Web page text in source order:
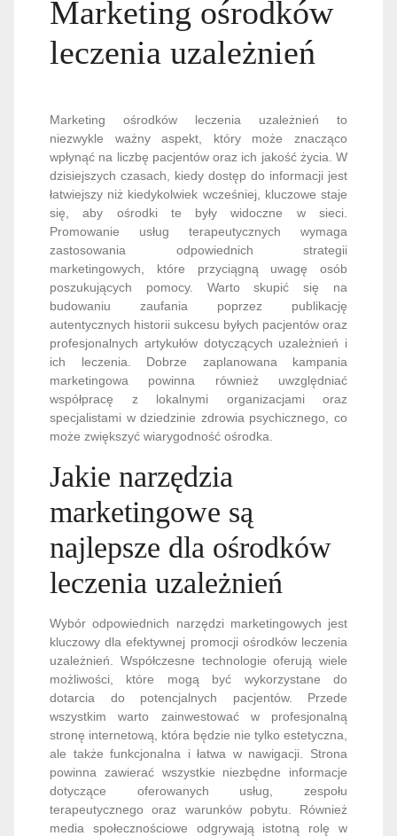
Marketing ośrodków
leczenia uzależnień
Marketing ośrodków leczenia uzależnień to
niezwykle ważny aspekt, który może znacząco
wpłynąć na liczbę pacjentów oraz ich jakość życia. W
dzisiejszych czasach, kiedy dostęp do informacji jest
łatwiejszy niż kiedykolwiek wcześniej, kluczowe staje
się, aby ośrodki te były widoczne w sieci.
Promowanie usług terapeutycznych wymaga
zastosowania odpowiednich strategii
marketingowych, które przyciągną uwagę osób
poszukujących pomocy. Warto skupić się na
budowaniu zaufania poprzez publikację
autentycznych historii sukcesu byłych pacjentów oraz
profesjonalnych artykułów dotyczących uzależnień i
ich leczenia. Dobrze zaplanowana kampania
marketingowa powinna również uwzględniać
współpracę z lokalnymi organizacjami oraz
specjalistami w dziedzinie zdrowia psychicznego, co
może zwiększyć wiarygodność ośrodka.
Jakie narzędzia
marketingowe są
najlepsze dla ośrodków
leczenia uzależnień
Wybór odpowiednich narzędzi marketingowych jest
kluczowy dla efektywnej promocji ośrodków leczenia
uzależnień. Współczesne technologie oferują wiele
możliwości, które mogą być wykorzystane do
dotarcia do potencjalnych pacjentów. Przede
wszystkim warto zainwestować w profesjonalną
stronę internetową, która będzie nie tylko estetyczna,
ale także funkcjonalna i łatwa w nawigacji. Strona
powinna zawierać wszystkie niezbędne informacje
dotyczące oferowanych usług, zespołu
terapeutycznego oraz warunków pobytu. Również
media społecznościowe odgrywają istotną rolę w